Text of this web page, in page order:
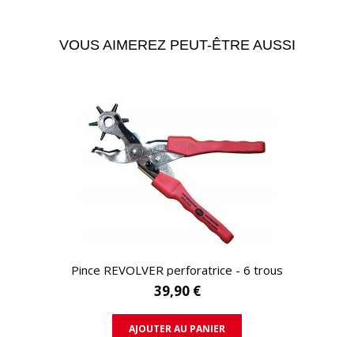
VOUS AIMEREZ PEUT-ÊTRE AUSSI
APERÇU RAPIDE
Pince REVOLVER perforatrice - 6 trous
39,90 €
AJOUTER AU PANIER